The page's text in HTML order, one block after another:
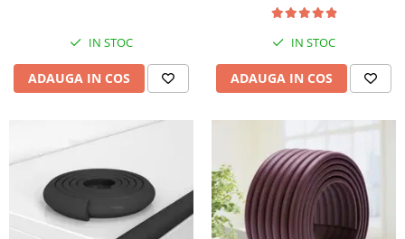
IN STOC
ADAUGA IN COS
IN STOC
ADAUGA IN COS